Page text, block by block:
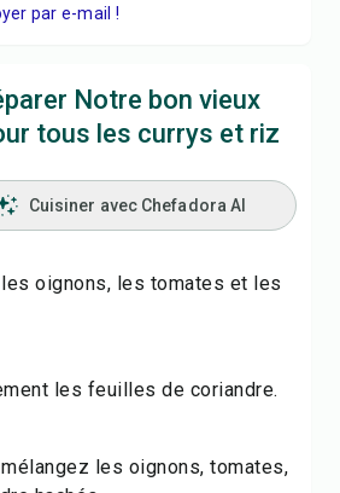
par e-mail !
Notre bon vieux
tous les currys et riz
Cuisiner avec Chefadora AI
oignons, les tomates et les
les feuilles de coriandre.
les oignons, tomates,